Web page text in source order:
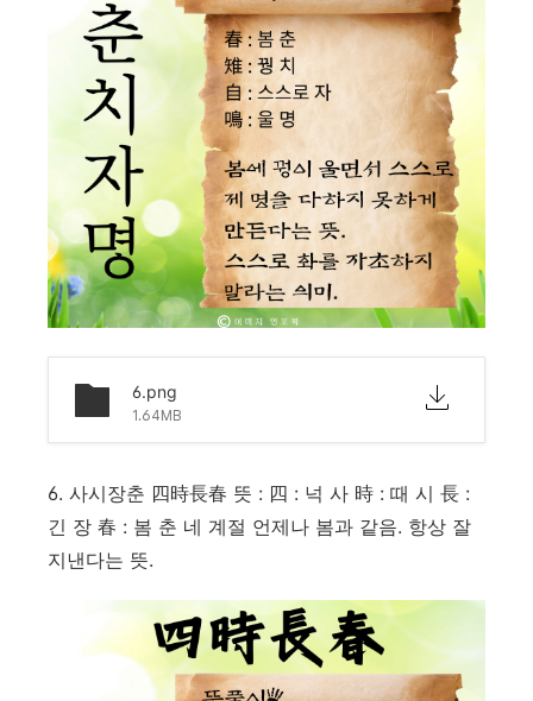
6.png
1.64MB
6. 사시장춘 四時長春 뜻 : 四 : 넉 사 時 : 때 시 長 :
긴 장 春 : 봄 춘 네 계절 언제나 봄과 같음. 항상 잘
지낸다는 뜻.